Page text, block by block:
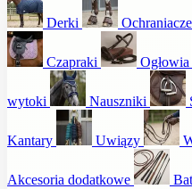
Derki
Czapraki Ogłowia
wytoki Nauszniki
Kantary Uwiązy
Akcesoria dodatkowe